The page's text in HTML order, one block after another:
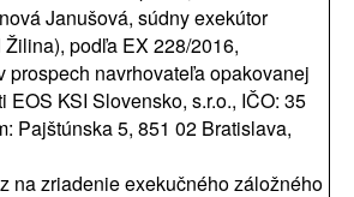
Janušová, súdny exekútor
podľa EX 228/2016,
prospech navrhovateľa opakovanej
EOS KSI Slovensko, s.r.o., IČO: 35
Pajštúnska 5, 851 02 Bratislava,
na zriadenie exekučného záložného